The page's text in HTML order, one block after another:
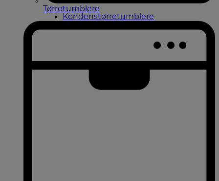
Tørretumblere
Kondenstørretumblere